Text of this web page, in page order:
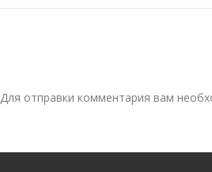
Для отправки комментария вам